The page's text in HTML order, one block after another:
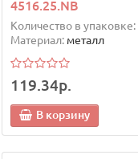
4516.25.NB
Количество в упаковке:
Материал: металл
119.34р.
В корзину